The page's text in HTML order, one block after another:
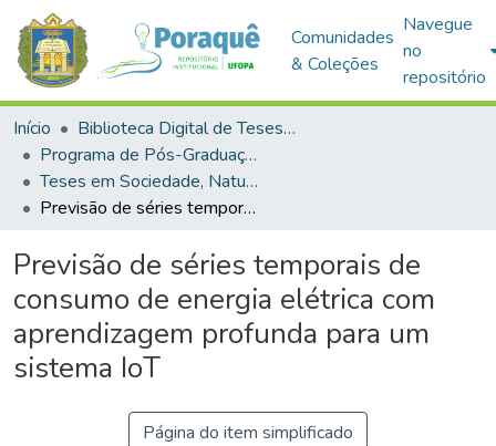
Comunidades
& Coleções
Navegue
no
repositório
Início
Biblioteca Digital de Teses e Dissertações (BDTD)
Programa de Pós-Graduação em Sociedade, Natureza e Desenvolvimento (PPGSND)
Teses em Sociedade, Natureza e Desenvolvimento (Doutorado)
Previsão de séries temporais de consumo de energia elétrica com aprendizagem profunda para um sistema IoT
Previsão de séries temporais de
consumo de energia elétrica com
aprendizagem profunda para um
sistema IoT
Página do item simplificado